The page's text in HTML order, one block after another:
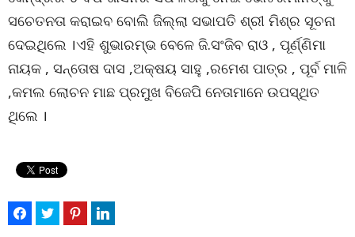
ସଚେତନତା କରାଇବ ବୋଲି ଜିଲ୍ଲା ସଭାପତି ଶ୍ରୀ ମିଶ୍ର ସୂଚନା
ଦେଇଥିଲେ ।ଏହି ଶୁଭାରମ୍ଭ ବେଳେ ଜି.ସଂଜିବ ରାଓ , ପୂର୍ଣ୍ଣିମା
ନାୟକ , ସନ୍ତୋଷ ଦାସ ,ଅକ୍ଷୟ ସାହୁ ,ରମେଶ ପାତ୍ର , ପୂର୍ବ ମାଳି
,କମଲ ଲୋଚନ ମାଛ ପ୍ରମୁଖ ବିଜେପି ନେତାମାନେ ଉପସ୍ଥିତ
ଥିଲେ ।